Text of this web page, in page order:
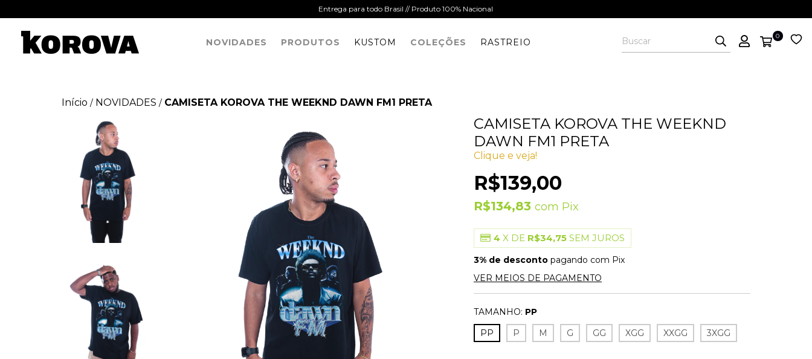
Entrega para todo Brasil // Produto 100% Nacional
NOVIDADES PRODUTOS KUSTOM COLEÇÕES RASTREIO
0
Início / NOVIDADES / CAMISETA KOROVA THE WEEKND DAWN FM1 PRETA
CAMISETA KOROVA THE WEEKND
DAWN FM1 PRETA
Clique e veja!
R$139,00
R$134,83com Pix
4 X DE R$34,75 SEM JUROS
3% de desconto pagando com Pix
VER MEIOS DE PAGAMENTO
TAMANHO: PP
PP
P M G GG XGG XXGG 3XGG